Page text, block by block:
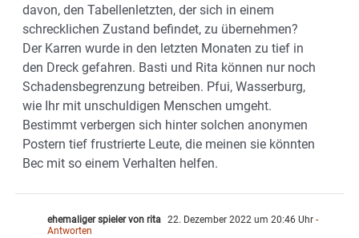
davon, den Tabellenletzten, der sich in einem
schrecklichen Zustand befindet, zu übernehmen?
Der Karren wurde in den letzten Monaten zu tief in
den Dreck gefahren. Basti und Rita können nur noch
Schadensbegrenzung betreiben. Pfui, Wasserburg,
wie Ihr mit unschuldigen Menschen umgeht.
Bestimmt verbergen sich hinter solchen anonymen
Postern tief frustrierte Leute, die meinen sie könnten
Bec mit so einem Verhalten helfen.
ehemaliger spieler von rita 22. Dezember 2022 um 20:46 Uhr -
Antworten